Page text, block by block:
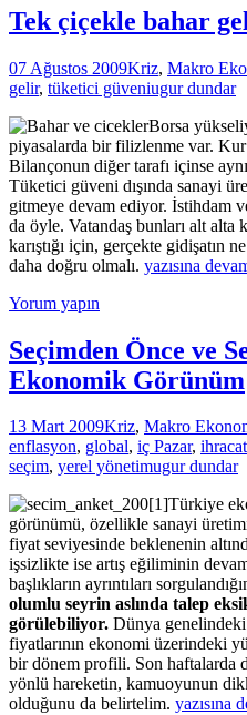
“W”
si…
Tek çiçekle bahar
07 Ağustos 2009Kriz, Makro
gelir, tüketici güveniugur dundar
Borsa
piyasalarda bir filizlenme var.
Bilançonun diğer tarafı içinse
Tüketici güveni dışında sanayi
gitmeye devam ediyor. İstihdam
da öyle. Vatandaş bunları alt alta
karıştığı için, gerçekte gidişatın
daha doğru olmalı. Tek
yazısına
Yorum yapın
Seçimden Önce ve
Ekonomik Görünüm
13 Mart 2009Kriz, Makro
enflasyon, global, iç Pazar, ihracat
seçim, yerel yönetimugur dundar
Türkiye
görünümü, özellikle sanayi
fiyat seviyesinde beklenenin
işsizlikte ise artış eğiliminin
başlıkların ayrıntıları
olumlu seyrin aslında talep
görülebiliyor. Dünya
fiyatlarının ekonomi üzerindeki
bir dönem profili. Son haftalarda
yönlü hareketin, kamuoyunun
olduğunu da belirtelim. Seçimden
yazısına